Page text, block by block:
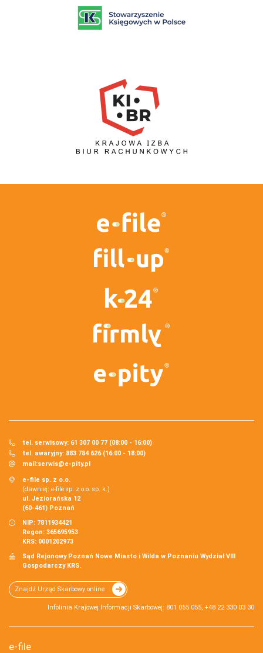
tel. serwisowy: 61 307 00 77 (08:00 - 16:00)
tel. awaryjny: 883 784 626 (16:00 - 18:00)
mail:serwis@e-pity.pl
e-file sp. z o.o.
(dawniej: e-file sp. z o.o. sp. k.)
ul. Jeziorańska 12
(60-461) Poznań
NIP: 7811934421
Regon: 365695953
KRS: 0001202973
Sąd Rejonowy Poznań Nowe Miasto i Wilda w Poznaniu Wydział VIII
Gospodarczy KRS.
Znajdź Urząd Skarbowy online
Infolinia Krajowej Informacji Skarbowej: 801 055 055, +48 22 330 03 30
e-file